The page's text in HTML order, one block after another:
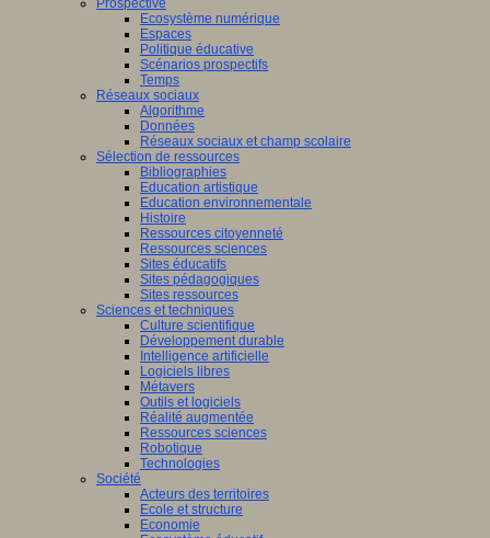
Prospective
Ecosystème numérique
Espaces
Politique éducative
Scénarios prospectifs
Temps
Réseaux sociaux
Algorithme
Données
Réseaux sociaux et champ scolaire
Sélection de ressources
Bibliographies
Education artistique
Education environnementale
Histoire
Ressources citoyenneté
Ressources sciences
Sites éducatifs
Sites pédagogiques
Sites ressources
Sciences et techniques
Culture scientifique
Développement durable
Intelligence artificielle
Logiciels libres
Métavers
Outils et logiciels
Réalité augmentée
Ressources sciences
Robotique
Technologies
Société
Acteurs des territoires
Ecole et structure
Economie